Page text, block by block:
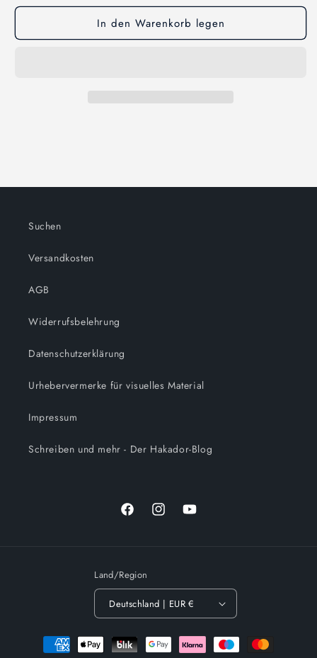
In den Warenkorb legen
Suchen
Versandkosten
AGB
Widerrufsbelehrung
Datenschutzerklärung
Urhebervermerke für visuelles Material
Impressum
Schreiben und mehr - Der Hakador-Blog
FacebookInstagramYouTube
Land/Region
Deutschland | EUR €
Zahlungsmethoden